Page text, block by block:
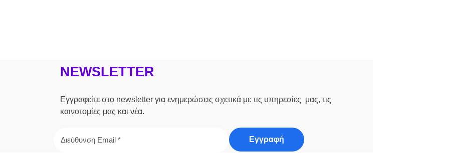
NEWSLETTER
Εγγραφείτε στο newsletter για ενημερώσεις σχετικά με τις υπηρεσίες μας, τις
καινοτομίες μας και νέα.